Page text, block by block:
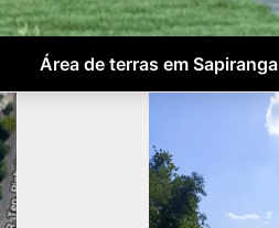
Área de terras em Sapiranga